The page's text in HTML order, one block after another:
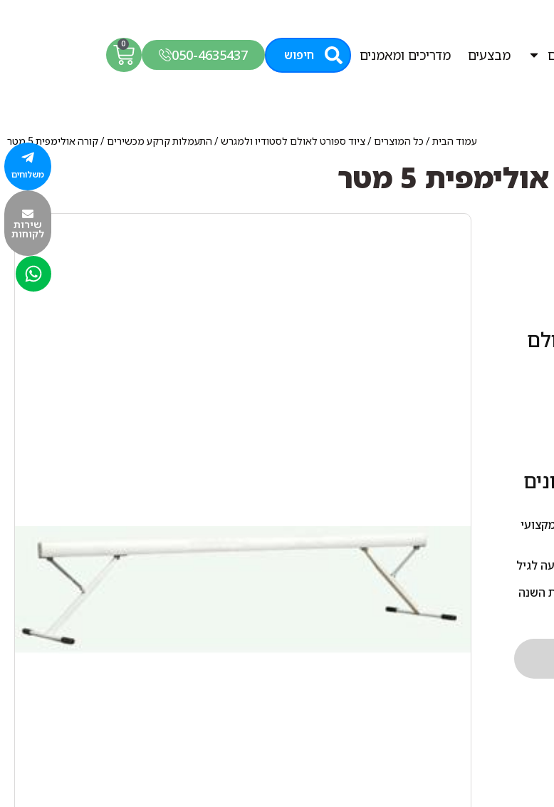
מבצעים מדריכים ומאמנים חיפוש 050-4635437
0
עמוד הבית/ כל המוצרים /ציוד ספורט לאולם לסטודיו ולמגרש/ התעמלות קרקע מכשירים / קורה אולימפית 5 מטר
5 מטר
לגיל
השנה
משלוחים
שירות
לקוחות